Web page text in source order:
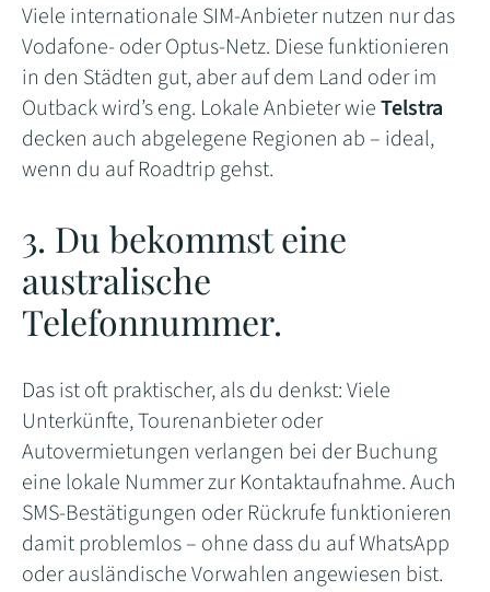
Viele internationale SIM-Anbieter nutzen nur das
Vodafone- oder Optus-Netz. Diese funktionieren
in den Städten gut, aber auf dem Land oder im
Outback wird’s eng. Lokale Anbieter wieTelstra
decken auch abgelegene Regionen ab – ideal,
wenn du auf Roadtrip gehst.
3. Du bekommst eine
australische
Telefonnummer.
Das ist oft praktischer, als du denkst: Viele
Unterkünfte, Tourenanbieter oder
Autovermietungen verlangen bei der Buchung
eine lokale Nummer zur Kontaktaufnahme. Auch
SMS-Bestätigungen oder Rückrufe funktionieren
damit problemlos – ohne dass du auf WhatsApp
oder ausländische Vorwahlen angewiesen bist.